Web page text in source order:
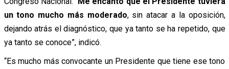
un tono mucho más moderado, sin atacar a la oposición,
dejando atrás el diagnóstico, que ya tanto se ha repetido, que
ya tanto se conoce”, indicó.
“Es mucho más convocante un Presidente que tiene ese tono